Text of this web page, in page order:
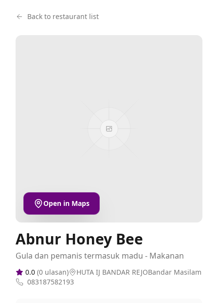
Back to restaurant list
Open in Maps
Abnur Honey Bee
Gula dan pemanis termasuk madu - Makanan
0.0 (0 ulasan)
HUTA IJ BANDAR REJOBandar Masilam
083187582193